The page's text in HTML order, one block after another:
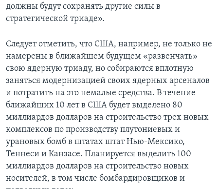
должны будут сохранять другие силы в
стратегической триаде».
Следует отметить, что США, например, не только не
намерены в ближайшем будущем «развенчать»
свою ядерную триаду, но собираются вплотную
заняться модернизацией своих ядерных арсеналов
и потратить на это немалые средства. В течение
ближайших 10 лет в США будет выделено 80
миллиардов долларов на строительство трех новых
комплексов по производству плутониевых и
урановых бомб в штатах штат Нью-Мексико,
Теннеси и Канзасе. Планируется выделить 100
миллиардов долларов на строительство новых
носителей, в том числе бомбардировщиков и